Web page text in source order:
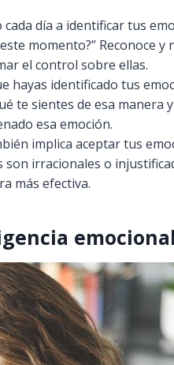
cada día a identificar tus
momento?” Reconoce y
el control sobre ellas.
hayas identificado tus
te sientes de esa manera
esa emoción.
implica aceptar tus
irracionales o
más efectiva.